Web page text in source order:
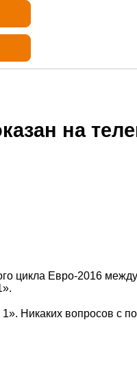
на
цикла Евро-2016
Никаких вопросов с